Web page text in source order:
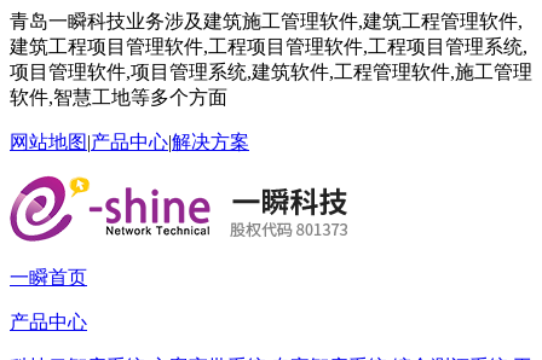
青岛一瞬科技业务涉及建筑施工管理软件,建筑工程管理软件,
建筑工程项目管理软件,工程项目管理软件,工程项目管理系统,
项目管理软件,项目管理系统,建筑软件,工程管理软件,施工管理
软件,智慧工地等多个方面
网站地图|产品中心|解决方案
一瞬首页
产品中心